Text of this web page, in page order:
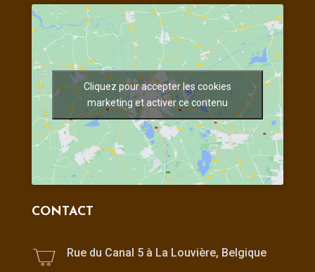
Cliquez pour accepter les cookies
marketing et activer ce contenu
CONTACT
Rue du Canal 5 à La Louvière, Belgique